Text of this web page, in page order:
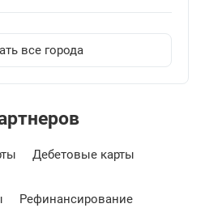
все города
Дебетовые карты
Рефинансирование